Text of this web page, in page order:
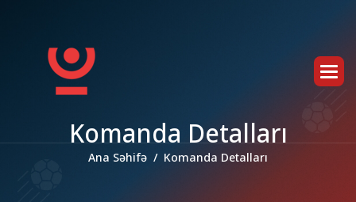
Komanda Detalları
Ana Səhifə Komanda Detalları